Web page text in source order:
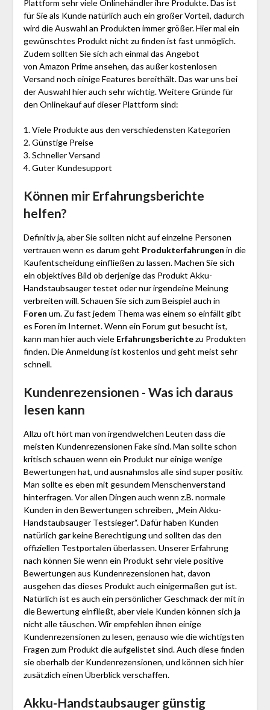
Plattform sehr viele Onlinehändler ihre Produkte. Das ist
für Sie als Kunde natürlich auch ein großer Vorteil, dadurch
wird die Auswahl an Produkten immer größer. Hier mal ein
gewünschtes Produkt nicht zu finden ist fast unmöglich.
Zudem sollten Sie sich ach einmal das Angebot
von Amazon Prime ansehen, das außer kostenlosen
Versand noch einige Features bereithält. Das war uns bei
der Auswahl hier auch sehr wichtig. Weitere Gründe für
den Onlinekauf auf dieser Plattform sind:
1. Viele Produkte aus den verschiedensten Kategorien
2. Günstige Preise
3. Schneller Versand
4. Guter Kundesupport
Können mir Erfahrungsberichte
helfen?
Definitiv ja, aber Sie sollten nicht auf einzelne Personen
vertrauen wenn es darum geht Produkterfahrungen in die
Kaufentscheidung einfließen zu lassen. Machen Sie sich
ein objektives Bild ob derjenige das Produkt Akku-
Handstaubsauger testet oder nur irgendeine Meinung
verbreiten will. Schauen Sie sich zum Beispiel auch in
Foren um. Zu fast jedem Thema was einem so einfällt gibt
es Foren im Internet. Wenn ein Forum gut besucht ist,
kann man hier auch viele Erfahrungsberichtezu Produkten
finden. Die Anmeldung ist kostenlos und geht meist sehr
schnell.
Kundenrezensionen - Was ich daraus
lesen kann
Allzu oft hört man von irgendwelchen Leuten dass die
meisten Kundenrezensionen Fake sind. Man sollte schon
kritisch schauen wenn ein Produkt nur einige wenige
Bewertungen hat, und ausnahmslos alle sind super positiv.
Man sollte es eben mit gesundem Menschenverstand
hinterfragen. Vor allen Dingen auch wenn z.B. normale
Kunden in den Bewertungen schreiben, „Mein Akku-
Handstaubsauger Testsieger“. Dafür haben Kunden
natürlich gar keine Berechtigung und sollten das den
offiziellen Testportalen überlassen. Unserer Erfahrung
nach können Sie wenn ein Produkt sehr viele positive
Bewertungen aus Kundenrezensionen hat, davon
ausgehen das dieses Produkt auch einigermaßen gut ist.
Natürlich ist es auch ein persönlicher Geschmack der mit in
die Bewertung einfließt, aber viele Kunden können sich ja
nicht alle täuschen. Wir empfehlen ihnen einige
Kundenrezensionen zu lesen, genauso wie die wichtigsten
Fragen zum Produkt die aufgelistet sind. Auch diese finden
sie oberhalb der Kundenrezensionen, und können sich hier
zusätzlich einen Überblick verschaffen.
Akku-Handstaubsauger günstig